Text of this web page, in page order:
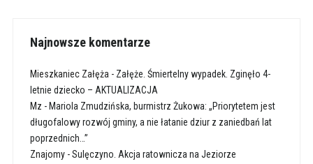
Najnowsze komentarze
Mieszkaniec Załęża - Załęże. Śmiertelny wypadek. Zginęło 4-
letnie dziecko – AKTUALIZACJA
Mz - Mariola Zmudzińska, burmistrz Żukowa: „Priorytetem jest
długofalowy rozwój gminy, a nie łatanie dziur z zaniedbań lat
poprzednich…”
Znajomy-Sulęczyno. Akcja ratownicza na Jeziorze